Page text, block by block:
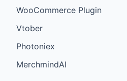
WooCommerce Plugin
Vtober
Photoniex
MerchmindAI